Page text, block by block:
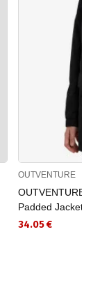
OUTVENTURE
OUTVENTURE
Padded Jacket
34.05 €